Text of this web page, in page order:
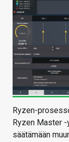
Ryzen-
Ryzen Master
säätämään